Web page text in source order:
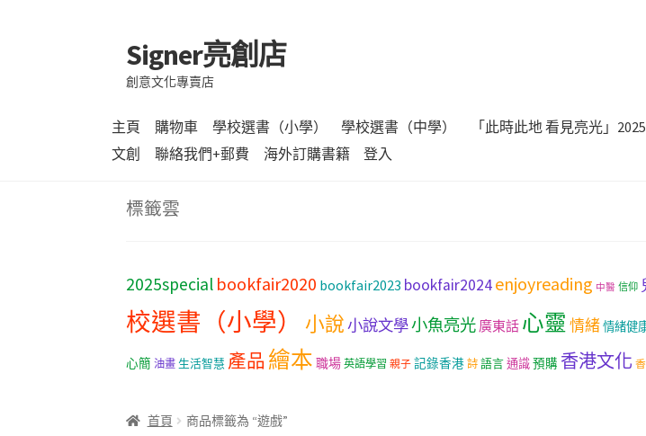
跳
至
導
列
跳
至
主
內
容
Signer亮創店
創意文化專賣店
主頁 購物車 學校選書（小學） 學校選書（中學） 「此時此地 看見亮光」
文創
聯絡我們+郵費 海外訂購書籍 登入
標籤雲
2025special bookfair2020 bookfair2023 bookfair2024enjoyreading 中醫 信仰
校選書（小學）
小說小說文學小魚亮光 廣東話 心靈 情緒情緒健
心簡 油畫 生活智慧 產品 繪本 職場 英語學習 親子 記錄香港 詩 語言通識預購 香港文化
首頁 商品標籤為 “遊戲”